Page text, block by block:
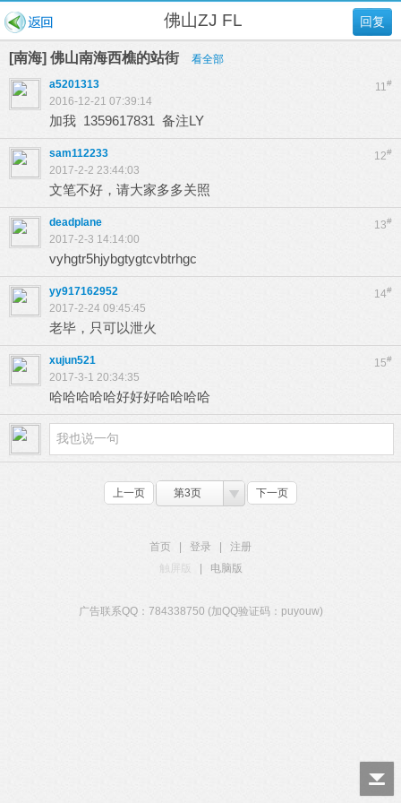
回复
佛山ZJ FL
[南海] 佛山南海西樵的站街 看全部
11#
a5201313
2016-12-21 07:39:14
加我 1359617831 备注LY
12#
sam112233
2017-2-2 23:44:03
文笔不好，请大家多多关照
13#
deadplane
2017-2-3 14:14:00
vyhgtr5hjybgtygtcvbtrhgc
14#
yy917162952
2017-2-24 09:45:45
老毕，只可以泄火
15#
xujun521
2017-3-1 20:34:35
哈哈哈哈哈好好好哈哈哈哈
上一页 第3页 下一页
首页 登录
注册
触屏版
电脑版
广告联系QQ：784338750 (加QQ验证码：puyouw)